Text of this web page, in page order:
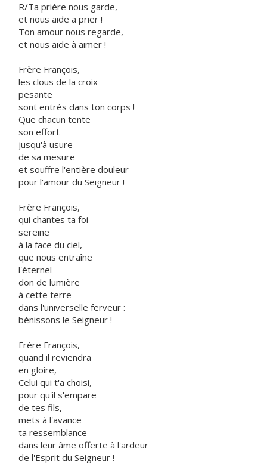
R/Ta prière nous garde,
et nous aide a prier !
Ton amour nous regarde,
et nous aide à aimer !
Frère François,
les clous de la croix
pesante
sont entrés dans ton corps !
Que chacun tente
son effort
jusqu'à usure
de sa mesure
et souffre l'entière douleur
pour l'amour du Seigneur !
Frère François,
qui chantes ta foi
sereine
à la face du ciel,
que nous entraîne
l'éternel
don de lumière
à cette terre
dans l'universelle ferveur :
bénissons le Seigneur !
Frère François,
quand il reviendra
en gloire,
Celui qui t'a choisi,
pour qu'il s'empare
de tes fils,
mets à l'avance
ta ressemblance
dans leur âme offerte à l'ardeur
de l'Esprit du Seigneur !